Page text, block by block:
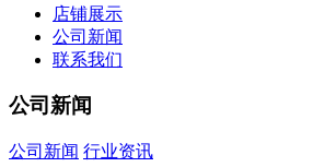
店铺展示
公司新闻
联系我们
公司新闻
公司新闻 行业资讯